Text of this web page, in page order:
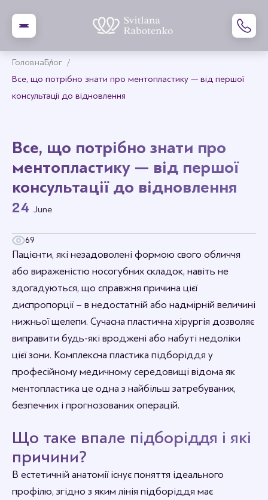
ГоловнаБлог
Все, що потрібно знати про ментопластику — від першої
консультації до відновлення
Все, що потрібно знати про
ментопластику — від першої
консультації до відновлення
24 June
69
Пацієнти, які незадоволені формою свого обличчя
або вираженістю носогубних складок, навіть не
здогадуються, що справжня причина цієї
диспропорції – в недостатній або надмірній величині
нижньої щелепи. Сучасна пластична хірургія дозволяє
виправити будь-які вроджені або набуті недоліки
цієї зони. Комплексна пластика підборіддя у
професійному медичному середовищі відома як
ментопластика це одна з найбільш затребуваних,
безпечних і прогнозованих операцій.
Що таке впале підборіддя і які
причини?
В естетичній анатомії існує поняття ідеального
профілю, згідно з яким лінія підборіддя має